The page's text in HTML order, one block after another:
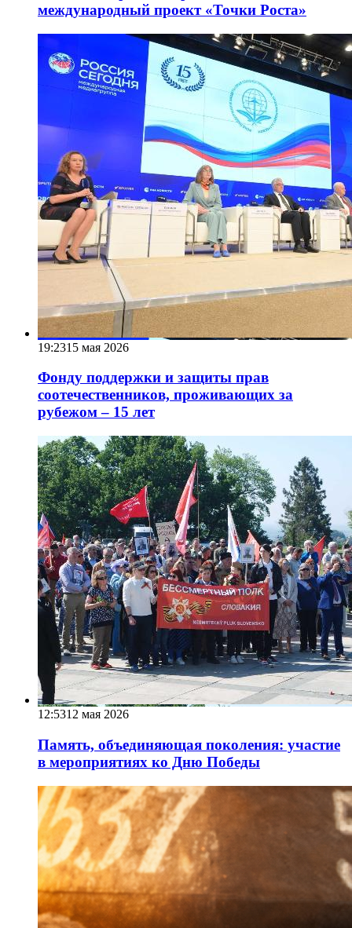
международный проект «Точки Роста»
19:2315 мая 2026
Фонду поддержки и защиты прав
соотечественников, проживающих за
рубежом – 15 лет
12:5312 мая 2026
Память, объединяющая поколения: участие
в мероприятиях ко Дню Победы